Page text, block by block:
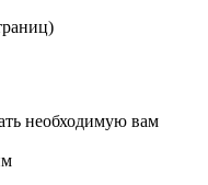
необходимую вам